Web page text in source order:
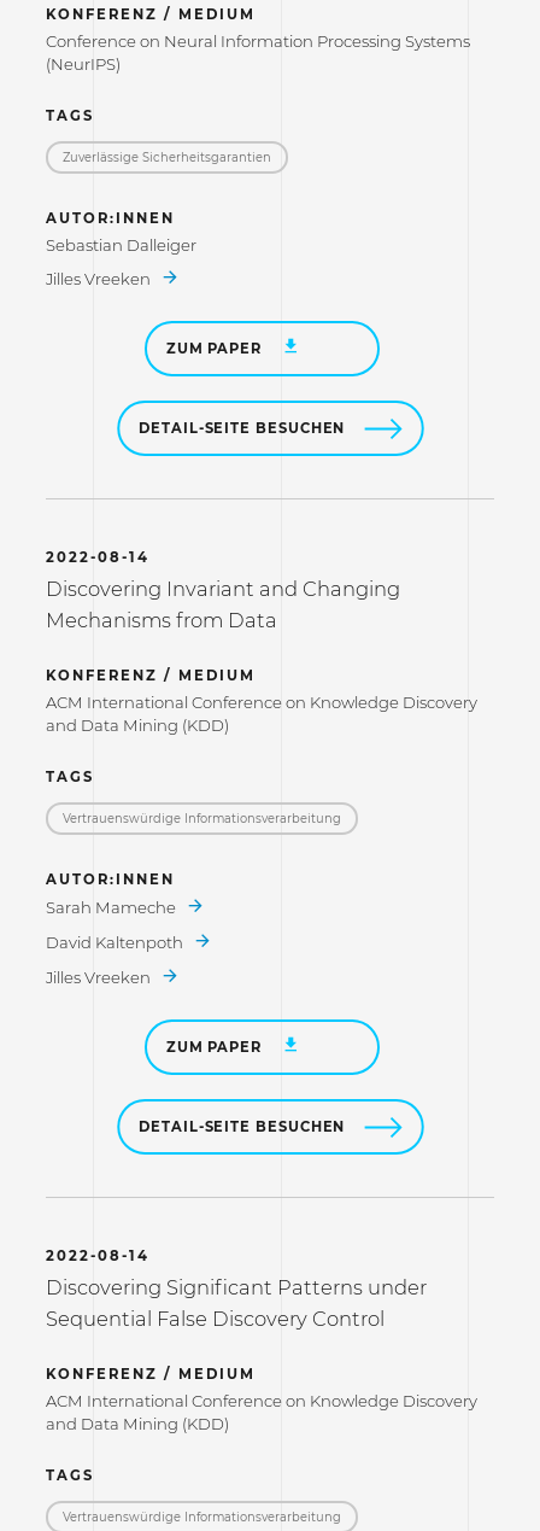
KONFERENZ / MEDIUM
Conference on Neural Information Processing Systems
(NeurIPS)
TAGS
Zuverlässige Sicherheitsgarantien
AUTOR:INNEN
Sebastian Dalleiger
Jilles Vreeken
ZUM PAPER
DETAIL-SEITE BESUCHEN
2022-08-14
Discovering Invariant and Changing
Mechanisms from Data
KONFERENZ / MEDIUM
ACM International Conference on Knowledge Discovery
and Data Mining (KDD)
TAGS
Vertrauenswürdige Informations­verarbeitung
AUTOR:INNEN
Sarah Mameche
David Kaltenpoth
Jilles Vreeken
ZUM PAPER
DETAIL-SEITE BESUCHEN
2022-08-14
Discovering Significant Patterns under
Sequential False Discovery Control
KONFERENZ / MEDIUM
ACM International Conference on Knowledge Discovery
and Data Mining (KDD)
TAGS
Vertrauenswürdige Informations­verarbeitung